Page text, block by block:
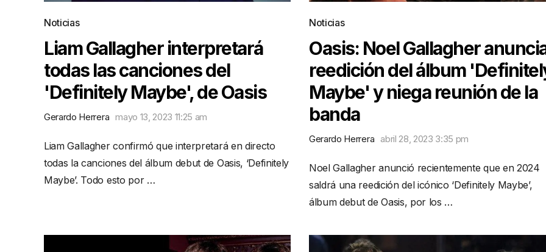
Noticias
Liam Gallagher interpretará
todas las canciones del
'Definitely Maybe', de Oasis
Gerardo Herrera mayo 13, 2023 11:25 am
Liam Gallagher confirmó que interpretará en directo
todas la canciones del álbum debut de Oasis, ‘Definitely
Maybe’. Todo esto por …
Noticias
Oasis: Noel Gallagher
reedición del álbum
Maybe' y niega reunión de la
banda
Gerardo Herrera abril 28, 2023 3:35 pm
Noel Gallagher anunció recientemente que en 2024
saldrá una reedición del icónico ‘Definitely Maybe’,
álbum debut de Oasis, por los …